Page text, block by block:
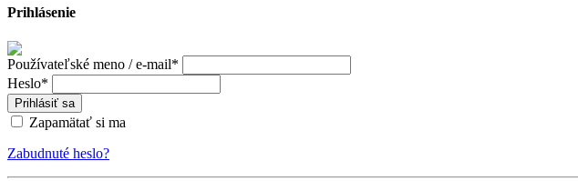
Prihlásenie
Používateľské meno / e-mail*
Heslo*
Prihlásiť sa
Zapamätať si ma
Zabudnuté heslo?